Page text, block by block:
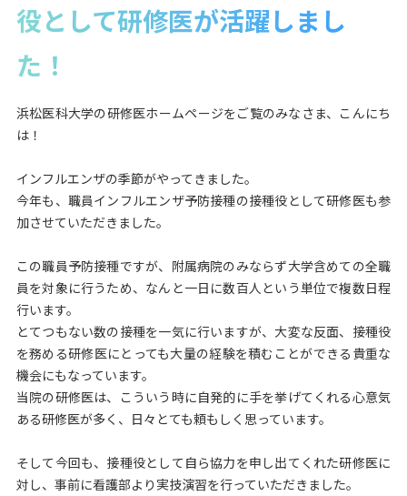
役として研修医が活躍しまし
た！
浜松医科大学の研修医ホームページをご覧のみなさま、こんにち
は！
インフルエンザの季節がやってきました。
今年も、職員インフルエンザ予防接種の接種役として研修医も参
加させていただきました。
この職員予防接種ですが、附属病院のみならず大学含めての全職
員を対象に行うため、なんと一日に数百人という単位で複数日程
行います。
とてつもない数の接種を一気に行いますが、大変な反面、接種役
を務める研修医にとっても大量の経験を積むことができる貴重な
機会にもなっています。
当院の研修医は、こういう時に自発的に手を挙げてくれる心意気
ある研修医が多く、日々とても頼もしく思っています。
そして今回も、接種役として自ら協力を申し出てくれた研修医に
対し、事前に看護部より実技演習を行っていただきました。